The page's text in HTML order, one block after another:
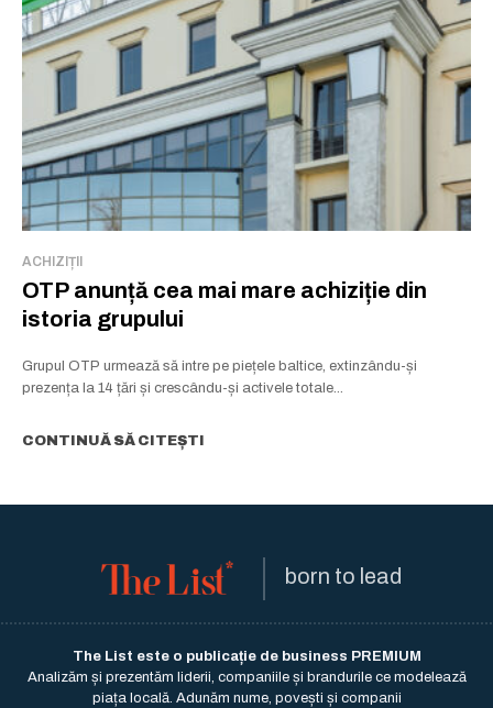
ACHIZIȚII
OTP anunță cea mai mare achiziție din
istoria grupului
Grupul OTP urmează să intre pe piețele baltice, extinzându-și
prezența la 14 țări și crescându-și activele totale...
CONTINUĂ SĂ CITEȘTI
born to lead
The List este o publicație de business PREMIUM
Analizăm și prezentăm liderii, companiile și brandurile ce modelează
piața locală. Adunăm nume, povești și companii